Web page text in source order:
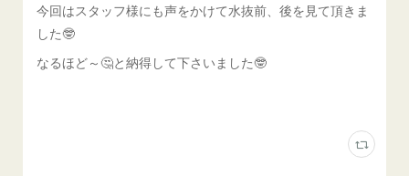
今回はスタッフ様にも声をかけて水抜前、後を見て頂きま
した🤓
なるほど～🤔と納得して下さいました🤓